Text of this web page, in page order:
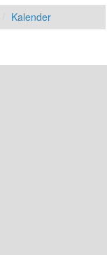
Kalender